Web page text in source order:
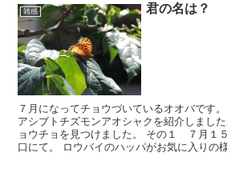
雑感 君の名は？
７月になってチョウづいているオオバです
アシブトチズモンアオシャクを紹介しまし
ョウチョを見つけました。 その１ ７月１
口にて。 ロウバイのハッパがお気に入りの